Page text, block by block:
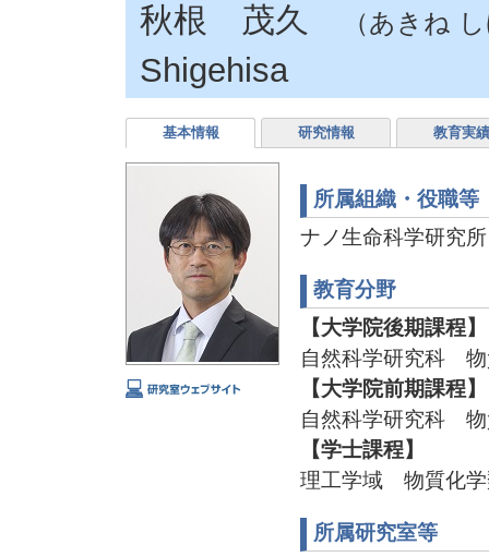
秋根 茂久 （あきね
Shigehisa
基本情報 研究情報 教育実績
所属組織・役職等
ナノ生命科学研究所
教育分野
【大学院後期課程】
自然科学研究科 物
【大学院前期課程】
自然科学研究科 物
【学士課程】
理工学域 物質化
所属研究室等